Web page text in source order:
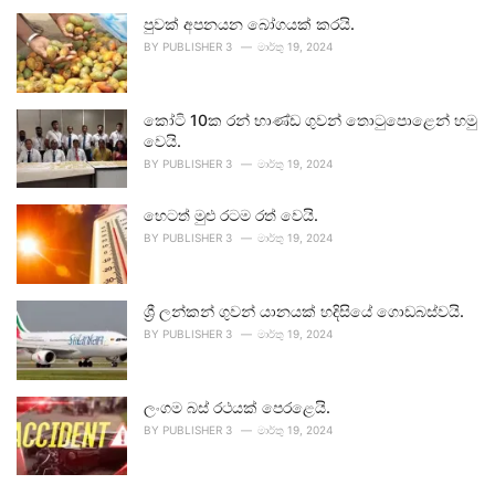
පුවක් අපනයන බෝගයක් කරයි.
BY PUBLISHER 3 මාර්තු 19, 2024
කෝටි 10ක රන් භාණ්ඩ ගුවන් තොටුපොළෙන් හමු
වෙයි.
BY PUBLISHER 3 මාර්තු 19, 2024
හෙටත් මුළු රටම රත් වෙයි.
BY PUBLISHER 3 මාර්තු 19, 2024
ශ්‍රී ලන්කන් ගුවන් යානයක් හදිසියේ ගොඩබස්වයි.
BY PUBLISHER 3 මාර්තු 19, 2024
ලංගම බස් රථයක් පෙරළෙයි.
BY PUBLISHER 3 මාර්තු 19, 2024